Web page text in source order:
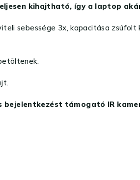
kihajtható, így a laptop
sebessége 3x, kapacitása
támogató IR